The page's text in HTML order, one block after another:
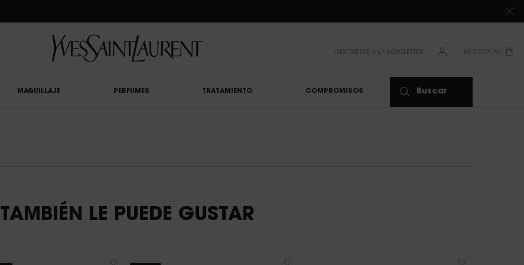
INSCRIBIRSE A LA NEWSLETTER MI CESTA 0
0 PRODUCTO
MAQUILLAJE PERFUMES TRATAMIENTO COMPROMISOS Buscar
TAMBIÉN LE PUEDE GUSTAR